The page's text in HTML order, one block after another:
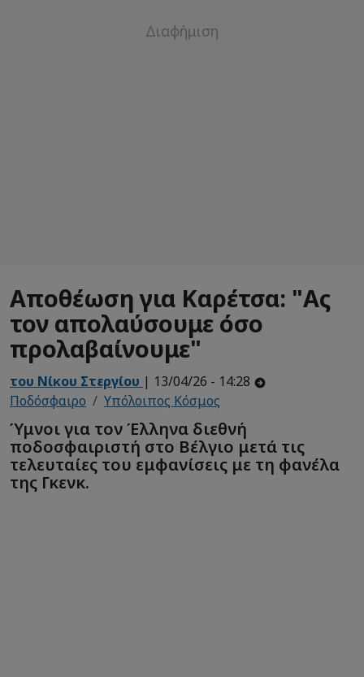
Αποθέωση για Καρέτσα: "Ας
τον απολαύσουμε όσο
προλαβαίνουμε"
του Νίκου Στεργίου | 13/04/26 - 14:28
Ποδόσφαιρο
Υπόλοιπος Κόσμος
Ύμνοι για τον Έλληνα διεθνή
ποδοσφαιριστή στο Βέλγιο μετά τις
τελευταίες του εμφανίσεις με τη φανέλα
της Γκενκ.